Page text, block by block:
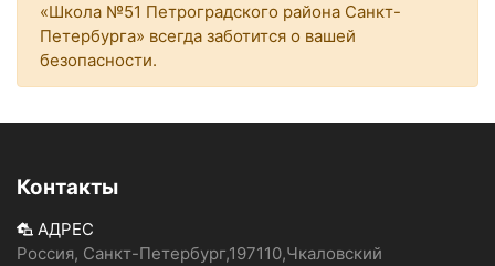
«Школа №51 Петроградского района Санкт-
Петербурга» всегда заботится о вашей
безопасности.
Контакты
АДРЕС
Россия, Санкт-Петербург,197110,Чкаловский